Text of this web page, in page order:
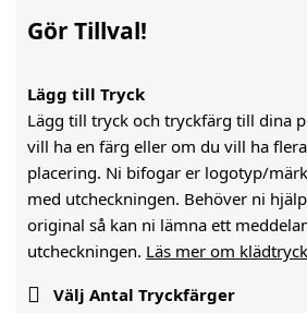
Gör Tillval!
Lägg till Tryck
Lägg till tryck och tryckfärg till dina
vill ha en färg eller om du vill ha
placering. Ni bifogar er logotyp/
med utcheckningen. Behöver ni
original så kan ni lämna ett
utcheckningen. Läs mer om klädtryck
 Välj Antal Tryckfärger